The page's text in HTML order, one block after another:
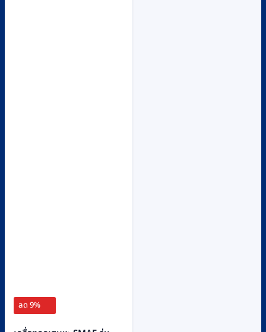
ลด 9%